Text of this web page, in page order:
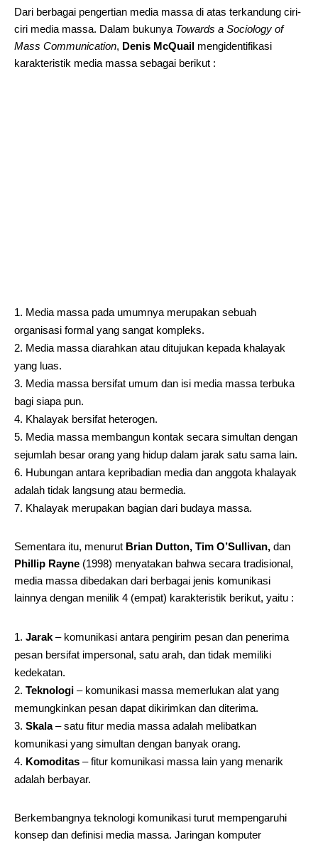
Dari berbagai pengertian media massa di atas terkandung ciri-
ciri media massa. Dalam bukunya Towards a Sociology of
Mass Communication, Denis McQuail mengidentifikasi
karakteristik media massa sebagai berikut :
Media massa pada umumnya merupakan sebuah
organisasi formal yang sangat kompleks.
Media massa diarahkan atau ditujukan kepada khalayak
yang luas.
Media massa bersifat umum dan isi media massa terbuka
bagi siapa pun.
Khalayak bersifat heterogen.
Media massa membangun kontak secara simultan dengan
sejumlah besar orang yang hidup dalam jarak satu sama lain.
Hubungan antara kepribadian media dan anggota khalayak
adalah tidak langsung atau bermedia.
Khalayak merupakan bagian dari budaya massa.
Sementara itu, menurut Brian Dutton, Tim O’Sullivan, dan
Phillip Rayne (1998) menyatakan bahwa secara tradisional,
media massa dibedakan dari berbagai jenis komunikasi
lainnya dengan menilik 4 (empat) karakteristik berikut, yaitu :
Jarak – komunikasi antara pengirim pesan dan penerima
pesan bersifat impersonal, satu arah, dan tidak memiliki
kedekatan.
Teknologi – komunikasi massa memerlukan alat yang
memungkinkan pesan dapat dikirimkan dan diterima.
Skala– satu fitur media massa adalah melibatkan
komunikasi yang simultan dengan banyak orang.
Komoditas – fitur komunikasi massa lain yang menarik
adalah berbayar.
Berkembangnya teknologi komunikasi turut mempengaruhi
konsep dan definisi media massa. Jaringan komputer